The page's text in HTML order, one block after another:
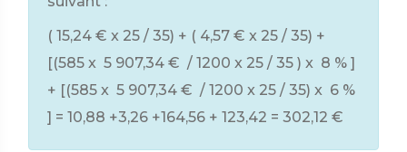
( 15,24 € x 25 / 35) + ( 4,57 € x 25 / 35) +
[(585 x 5 907,34 € / 1200 x 25 / 35 ) x 8 % ]
+ [(585 x 5 907,34 € / 1200 x 25 / 35) x 6 %
] = 10,88 +3,26 +164,56 + 123,42 = 302,12 €